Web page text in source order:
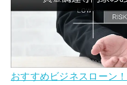
おすすめビジネスローン